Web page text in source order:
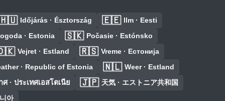
Időjárás · Észtország 🇪🇪 Ilm · Eesti
· Estonia 🇸🇰 Počasie · Estónsko
Vejret · Estland 🇷🇸 Vreme · Естонија
· Republic of Estonia 🇳🇱 Weer · Estland
· ประเทศเอสโตเนีย 🇯🇵 天気 · エストニア共和国
아